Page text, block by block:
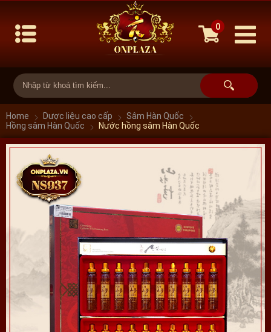
0
Home Dược liệu cao cấp
Sâm Hàn Quốc
Hồng sâm Hàn Quốc
Nước hồng sâm Hàn Quốc